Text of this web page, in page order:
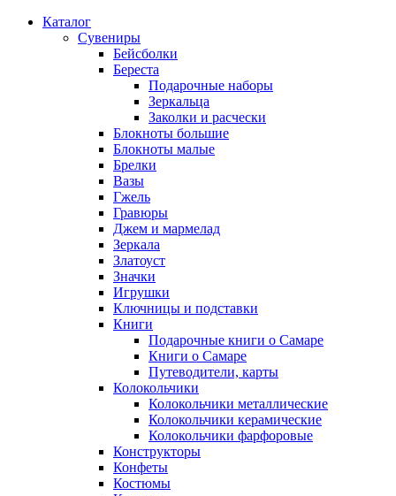
Каталог
Сувениры
Бейсболки
Береста
Подарочные наборы
Зеркальца
Заколки и расчески
Блокноты большие
Блокноты малые
Брелки
Вазы
Гжель
Гравюры
Джем и мармелад
Зеркала
Златоуст
Значки
Игрушки
Ключницы и подставки
Книги
Подарочные книги о Самаре
Книги о Самаре
Путеводители, карты
Колокольчики
Колокольчики металлические
Колокольчики керамические
Колокольчики фарфоровые
Конструкторы
Конфеты
Костюмы